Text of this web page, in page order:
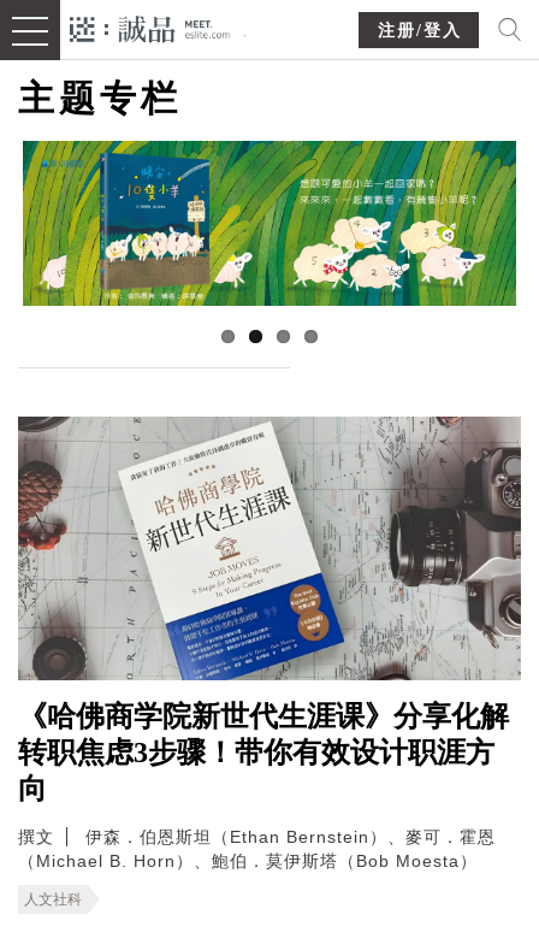
注册/登入
主题专栏
《哈佛商学院新世代生涯课》分享化解
转职焦虑3步骤！带你有效设计职涯方
向
撰文
伊森．伯恩斯坦（Ethan Bernstein）、麥可．霍恩
（Michael B. Horn）、鮑伯．莫伊斯塔（Bob Moesta）
人文社科